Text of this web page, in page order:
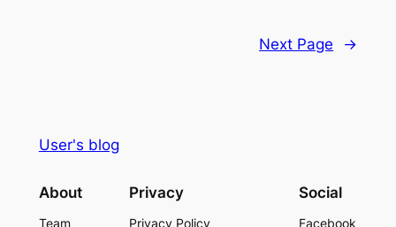
Next Page →
User's blog
About
Team
Privacy
Privacy Policy
Social
Facebook